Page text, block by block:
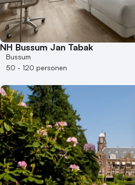
NH Bussum Jan Tabak
Bussum
50 - 120 personen